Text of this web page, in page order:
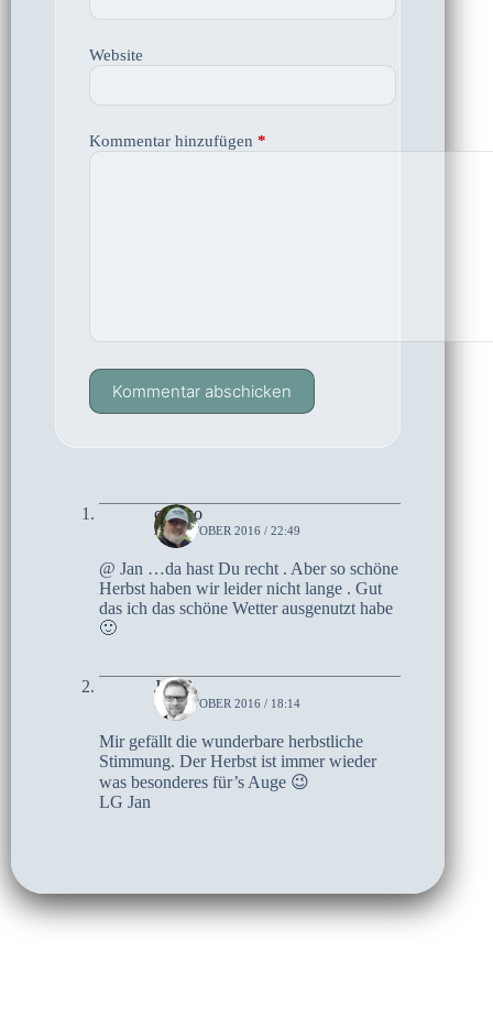
Website
Kommentar hinzufügen *
Kommentar abschicken
czoczo
20. OKTOBER 2016 / 22:49
@ Jan …da hast Du recht . Aber so schöne
Herbst haben wir leider nicht lange . Gut
das ich das schöne Wetter ausgenutzt habe
🙂
Jan B.
18. OKTOBER 2016 / 18:14
Mir gefällt die wunderbare herbstliche
Stimmung. Der Herbst ist immer wieder
was besonderes für’s Auge 😉
LG Jan